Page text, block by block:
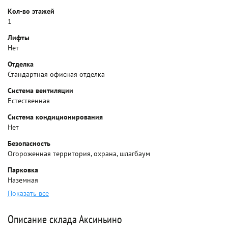
Кол-во этажей
1
Лифты
Нет
Отделка
Стандартная офисная отделка
Система вентиляции
Естественная
Система кондиционирования
Нет
Безопасность
Огороженная территория, охрана, шлагбаум
Парковка
Наземная
Показать все
Описание склада Аксиньино